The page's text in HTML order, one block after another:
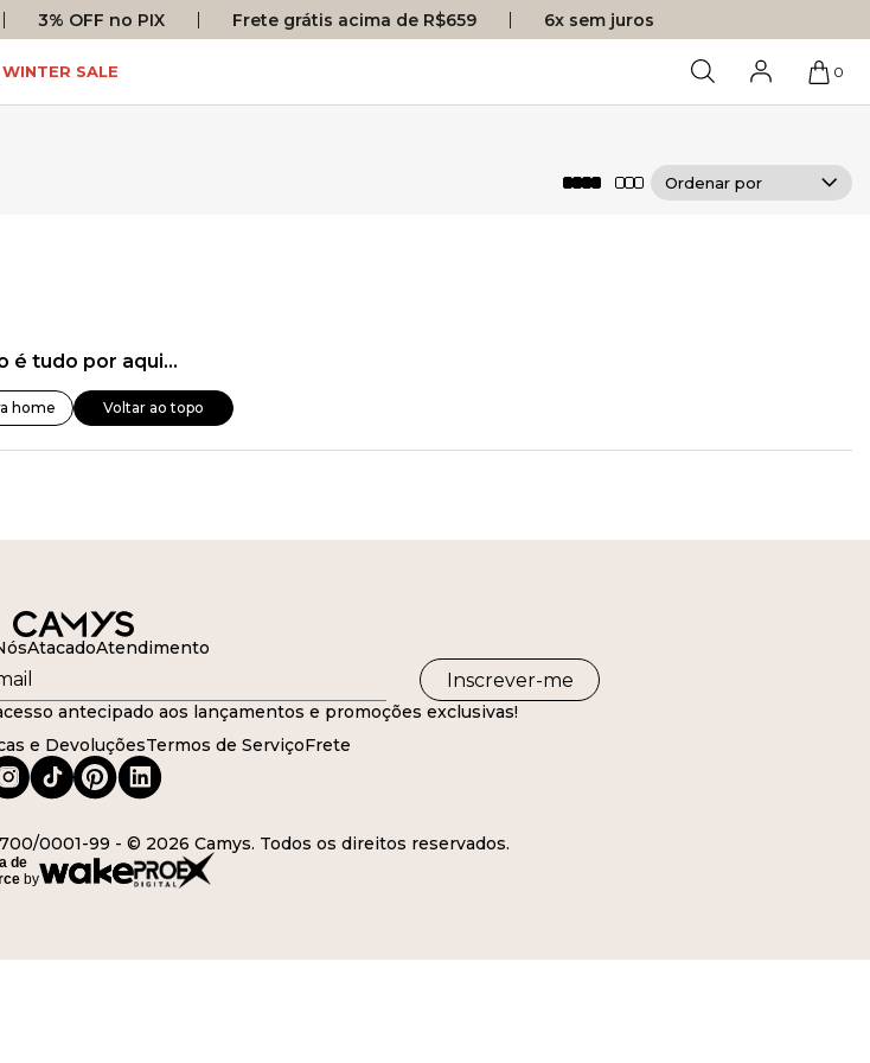
3% OFF no PIX Frete grátis acima de R$659 6x sem juros
WINTER SALE 0
é tudo por aqui...
home Voltar ao topo
AtacadoAtendimento
Inscrever-me
antecipado aos lançamentos e promoções exclusivas!
e DevoluçõesTermos de ServiçoFrete
0001-99 - © 2026 Camys. Todos os direitos reservados.
de
by